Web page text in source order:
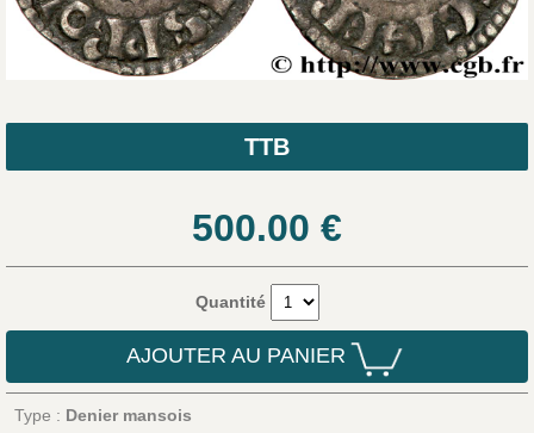
TTB
500.00 €
Quantité
AJOUTER AU PANIER
Type : Denier mansois